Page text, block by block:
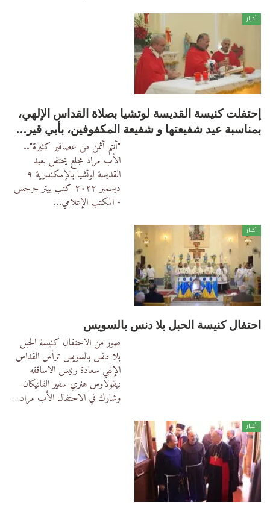
أخبار
إحتفلت كنيسة القديسة لوتشيا بصلاة القداس الإلهي،
بمناسبة عيد شفيعتها و شفيعة المكفوفين، بأبي قير…
"أنتم أثمن من عصافير كثيرة"..
الأب مراد مجلع يحتفل بعيد
القديسة لوتشيا بالإسكندرية ٩
ديسمبر ٢٠٢٢
كتب بيتر جرجس
- المكتب الإعلامي…
أخبار
احتفال كنيسة الحبل بلا دنس بالسويس
صور من الاحتفال كنيسة الحبل
بلا دنس بالسويس ترأس القداس
الإلهي سعادة رئيس الاساقفه
نيقولاوس هنري سفير الفاتيكان
وشارك في الاحتفال الأب مراد…
أخبار